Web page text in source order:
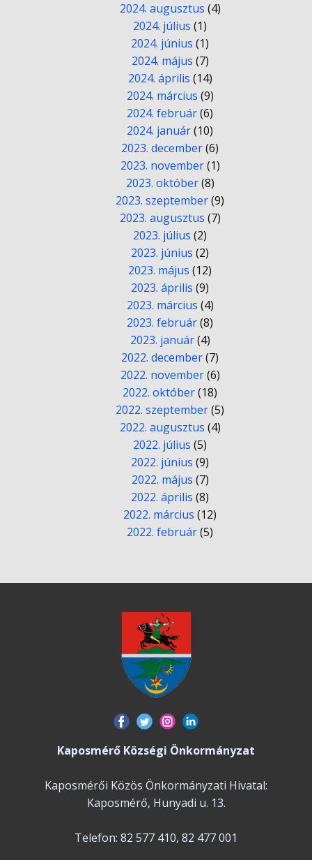
2024. augusztus (4)
2024. július (1)
2024. június (1)
2024. május (7)
2024. április (14)
2024. március (9)
2024. február(6)
2024. január(10)
2023. december(6)
2023. november(1)
2023. október(8)
2023. szeptember(9)
2023. augusztus (7)
2023. július (2)
2023. június (2)
2023. május (12)
2023. április (9)
2023. március (4)
2023. február(8)
2023. január(4)
2022. december(7)
2022. november(6)
2022. október(18)
2022. szeptember(5)
2022. augusztus (4)
2022. július (5)
2022. június (9)
2022. május (7)
2022. április (8)
2022. március (12)
2022. február(5)
Kaposmérő Községi Önkormányzat
Kaposmérői Közös Önkormányzati Hivatal:
Kaposmérő, Hunyadi u. 13.
Telefon: 82 577 410, 82 477 001